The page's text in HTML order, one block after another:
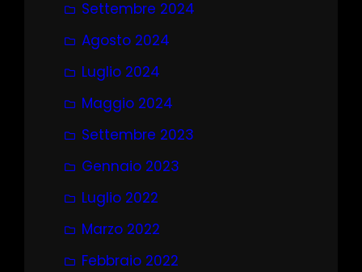
Settembre 2024
Agosto 2024
Luglio 2024
Maggio 2024
Settembre 2023
Gennaio 2023
Luglio 2022
Marzo 2022
Febbraio 2022